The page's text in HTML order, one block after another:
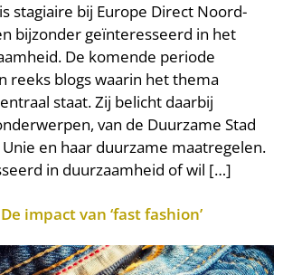
stagiaire bij Europe Direct Noord-
bijzonder geïnteresseerd in het
De komende periode
reeks blogs waarin het thema
staat. Zij belicht daarbij
van de Duurzame Stad
en haar duurzame maatregelen.
in duurzaamheid of wil […]
impact van ‘fast fashion’